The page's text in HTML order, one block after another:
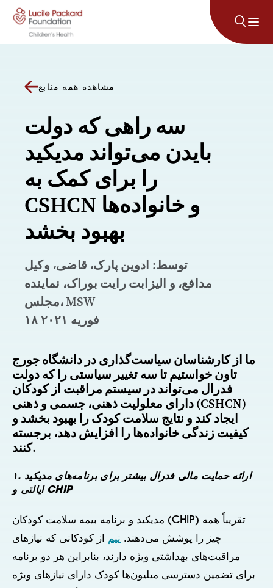
پرش به محتوا
مشاهده همه منابع
سه راهی که دولت
بایدن می‌تواند مدیکید
را برای کمک به
CSHCN و خانواده‌ها
بهبود بخشد
توسط: ادوین پارک، قاضی، وکیل
مدافع، و الیزابت رایت بوراک، نماینده
مجلس، MSW
۱۸ فوریه ۲۰۲۱
ما از کارشناسان سیاست‌گذاری در دانشگاه جورج
تاون خواستیم تا سه تغییر سیاستی را که دولت
فدرال می‌تواند در سیستم مراقبت از کودکان
دارای معلولیت ذهنی، جسمی و ذهنی (CSHCN)
ایجاد کند و نتایج سلامت کودک را بهبود بخشد و
کیفیت زندگی خانواده‌ها را افزایش دهد، برجسته
کنند.
۱. ارائه حمایت مالی فدرال بیشتر برای برنامه‌های مدیکید
ایالتی و CHIP
مدیکید و برنامه بیمه سلامت کودکان (CHIP) تقریباً همه
چیز را پوشش می‌دهند. نیم از کودکانی که نیازهای
مراقبت‌های بهداشتی ویژه دارند، بنابراین هر دو برنامه
برای تضمین دسترسی میلیون‌ها کودک دارای نیازهای ویژه